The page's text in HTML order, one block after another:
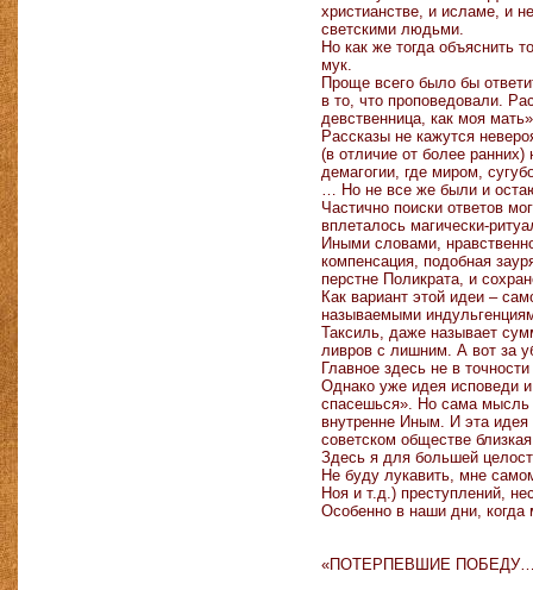
христианстве, и исламе, и
светскими людьми.
Но как же тогда объяснить
мук.
Проще всего было бы
в то, что проповедовали.
девственница, как моя
Рассказы не кажутся
(в отличие от более
демагогии, где миром,
… Но не все же были и
Частично поиски ответов
вплеталось магически-
Иными словами,
компенсация, подобная
перстне Поликрата, и
Как вариант этой идеи –
называемыми
Таксиль, даже называет
ливров с лишним. А вот за
Главное здесь не в
Однако уже идея исповеди
спасешься». Но сама мысль
внутренне Иным. И эта идея
советском обществе
Здесь я для большей
Не буду лукавить, мне
Ноя и т.д.) преступлений,
Особенно в наши дни,
«ПОТЕРПЕВШИЕ